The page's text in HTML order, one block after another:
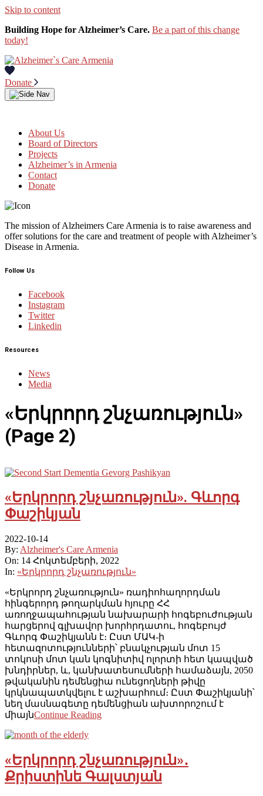
Skip to content
Building Hope for Alzheimer’s Care. Be a part of this change
today!
Donate
About Us
Board of Directors
Projects
Alzheimer’s in Armenia
Contact
Donate
The mission of Alzheimers Care Armenia is to raise awareness and
offer solutions for the care and treatment of people with Alzheimer’s
Disease in Armenia.
Follow Us
Facebook
Instagram
Twitter
Linkedin
Resources
News
Media
«Երկրորդ շնչառություն»
(Page 2)
«Երկրորդ շնչառություն». Գևորգ
Փաշիկյան
2022-10-14
By: Alzheimer's Care Armenia
On: 14 Հոկտեմբերի, 2022
In: «Երկրորդ շնչառություն»
«Երկրորդ շնչառություն» ռադիոհաղորդման
հինգերորդ թողարկման հյուրը ՀՀ
առողջապահության նախարարի հոգեբուժության
հարցերով գլխավոր խորհրդատու, հոգեբույժ
Գևորգ Փաշիկյանն է։ Ըստ ՄԱԿ-ի
հետազոտությունների՝ բնակչության մոտ 15
տոկոսի մոտ կան կոգնիտիվ ոլորտի հետ կապված
խնդիրներ, և, կանխատեսումների համաձայն, 2050
թվականին դեմենցիա ունեցողների թիվը
կրկնապատկվելու է աշխարհում։ Ըստ Փաշիկյանի՝
նեղ մասնագետը դեմենցիան ախտորոշում է
միայնContinue Reading
«Երկրորդ շնչառություն»․
Քրիստինե Գալստյան